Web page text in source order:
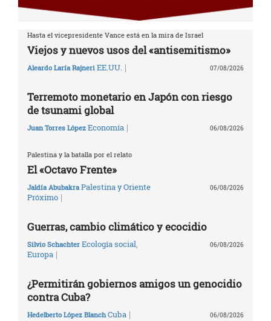
Hasta el vicepresidente Vance está en la mira de Israel
Viejos y nuevos usos del «antisemitismo»
Aleardo Laría Rajneri EE.UU. | 07/08/2026
Terremoto monetario en Japón con riesgo
de tsunami global
Juan Torres López Economía | 06/08/2026
Palestina y la batalla por el relato
El «Octavo Frente»
Jaldía Abubakra Palestina y Oriente
Próximo |
06/08/2026
Guerras, cambio climático y ecocidio
Silvio Schachter Ecología social,
Europa |
06/08/2026
¿Permitirán gobiernos amigos un genocidio
contra Cuba?
Hedelberto López Blanch Cuba | 06/08/2026